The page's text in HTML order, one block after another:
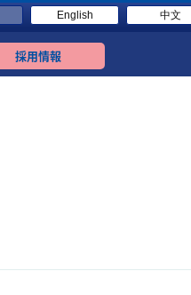
English 中文
採用情報